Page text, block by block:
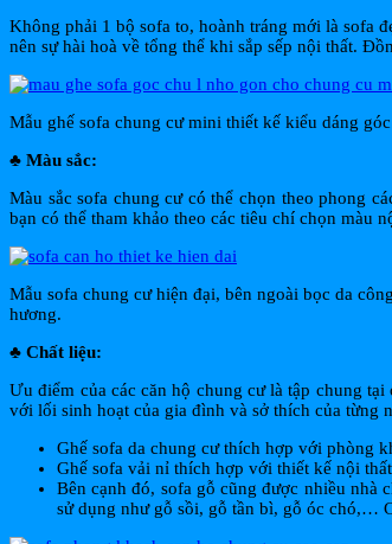
Không phải 1 bộ sofa to, hoành tráng mới là sofa
nên sự hài hoà về tổng thể khi sắp sếp nội thất.
Mẫu ghế sofa chung cư mini thiết kế kiểu dáng
♣ Màu sắc:
Màu sắc sofa chung cư có thể chọn theo phong
bạn có thể tham khảo theo các tiêu chí chọn màu
Mẫu sofa chung cư hiện đại, bên ngoài bọc da
hương.
♣ Chất liệu:
Ưu điểm của các căn hộ chung cư là tập chung
với lối sinh hoạt của gia đình và sở thích của từng
Ghế sofa da chung cư thích hợp với phòng
Ghế sofa vải nỉ thích hợp với thiết kế nội
Bên cạnh đó, sofa gỗ cũng được nhiều nhà
sử dụng như gỗ sồi, gỗ tần bì, gỗ óc chó,…